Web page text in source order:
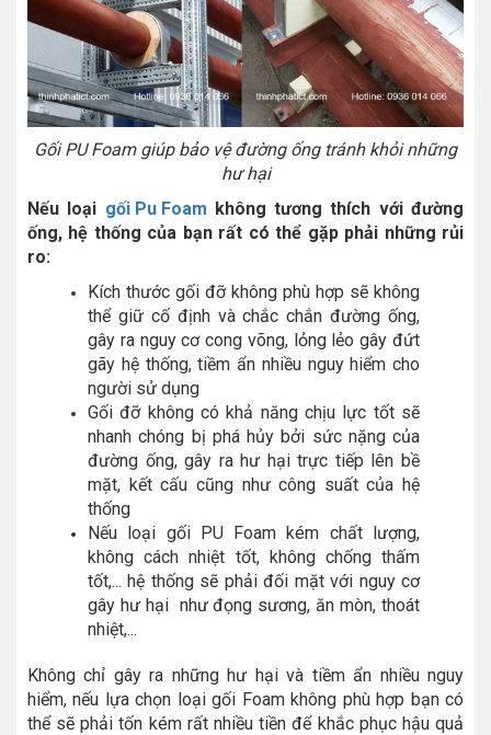
Gối PU Foam giúp bảo vệ đường ống tránh khỏi những
hư hại
Nếu loại gối Pu Foam không tương thích với đường
ống, hệ thống của bạn rất có thể gặp phải những rủi
ro:
Kích thước gối đỡ không phù hợp sẽ không
thể giữ cố định và chắc chắn đường ống,
gây ra nguy cơ cong võng, lỏng lẻo gây đứt
gãy hệ thống, tiềm ẩn nhiều nguy hiểm cho
người sử dụng
Gối đỡ không có khả năng chịu lực tốt sẽ
nhanh chóng bị phá hủy bởi sức nặng của
đường ống, gây ra hư hại trực tiếp lên bề
mặt, kết cấu cũng như công suất của hệ
thống
Nếu loại gối PU Foam kém chất lượng,
không cách nhiệt tốt, không chống thấm
tốt,... hệ thống sẽ phải đối mặt với nguy cơ
gây hư hại như đọng sương, ăn mòn, thoát
nhiệt,...
Không chỉ gây ra những hư hại và tiềm ẩn nhiều nguy
hiểm, nếu lựa chọn loại gối Foam không phù hợp bạn có
thể sẽ phải tốn kém rất nhiều tiền để khắc phục hậu quả